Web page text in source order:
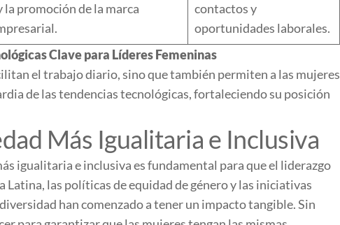
promoción de la marca
contactos y
oportunidades laborales.
Clave para Líderes Femeninas
el trabajo diario, sino que también permiten a las mujeres
de las tendencias tecnológicas, fortaleciendo su posición
Más Igualitaria e Inclusiva
igualitaria e inclusiva es fundamental para que el liderazgo
Latina, las políticas de equidad de género y las iniciativas
han comenzado a tener un impacto tangible. Sin